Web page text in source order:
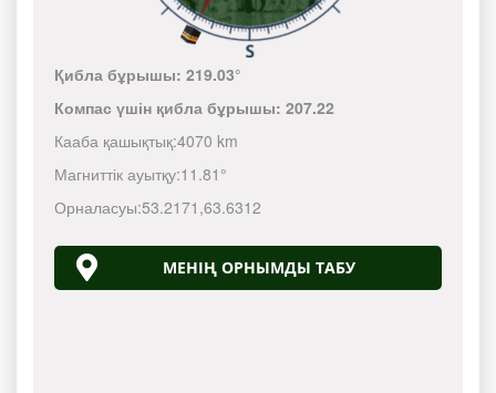
Қибла бұрышы:219.03°
Компас үшін қибла бұрышы:207.22
Кааба қашықтық:4070 km
Магниттік ауытқу:11.81°
Орналасуы:53.2171 ,63.6312
МЕНІҢ ОРНЫМДЫ ТАБУ